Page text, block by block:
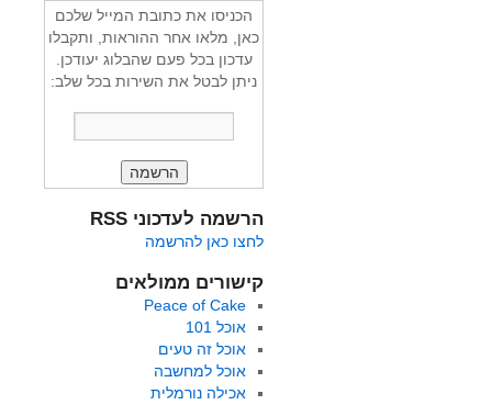
הכניסו את כתובת המייל שלכם
כאן, מלאו אחר ההוראות, ותקבלו
עדכון בכל פעם שהבלוג יעודכן.
ניתן לבטל את השירות בכל שלב:
הרשמה לעדכוני RSS
לחצו כאן להרשמה
קישורים ממולאים
Peace of Cake
אוכל 101
אוכל זה טעים
אוכל למחשבה
אכילה נורמלית